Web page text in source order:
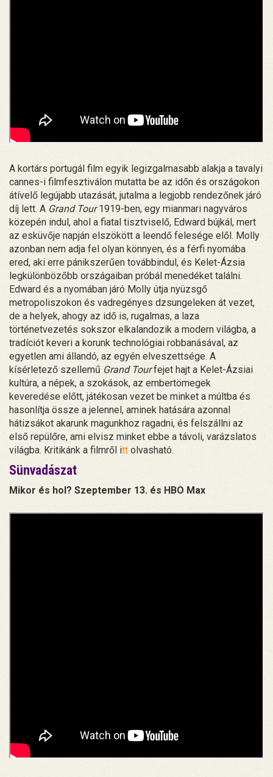
A kortárs portugál film egyik legizgalmasabb alakja a tavalyi
cannes-i filmfesztiválon mutatta be az időn és országokon
átívelő legújabb utazását, jutalma a legjobb rendezőnek járó
díj lett. A Grand Tour1919-ben, egy mianmari nagyváros
közepén indul, ahol a fiatal tisztviselő, Edward bújkál, mert
az esküvője napján elszökött a leendő felesége elől. Molly
azonban nem adja fel olyan könnyen, és a férfi nyomába
ered, aki erre pánikszerűen továbbindul, és Kelet-Ázsia
legkülönbözőbb országaiban próbál menedéket találni.
Edward és a nyomában járó Molly útja nyüzsgő
metropoliszokon és vadregényes dzsungeleken át vezet,
de a helyek, ahogy az idő is, rugalmas, a laza
történetvezetés sokszor elkalandozik a modern világba, a
tradíciót keveri a korunk technológiai robbanásával, az
egyetlen ami állandó, az egyén elveszettsége. A
kísérletező szellemű Grand Tourfejet hajt a Kelet-Ázsiai
kultúra, a népek, a szokások, az embertömegek
keveredése előtt, játékosan vezet be minket a múltba és
hasonlítja össze a jelennel, aminek hatására azonnal
hátizsákot akarunk magunkhoz ragadni, és felszállni az
első repülőre, ami elvisz minket ebbe a távoli, varázslatos
világba. Kritikánk a filmről itt olvasható.
Sünvadászat
Mikor és hol? Szeptember 13. és HBO Max